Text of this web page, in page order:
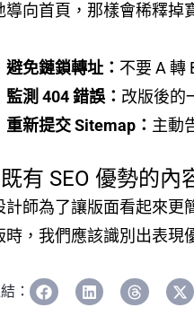
導向首頁，那樣會稀釋掉
避免鏈鎖轉址： 不要 A 轉
監測 404 錯誤： 改版後的
重新提交 Sitemap： 主動
有 SEO 優勢的內
計師為了讓版面看起來更
時，我們應該識別出表現
：